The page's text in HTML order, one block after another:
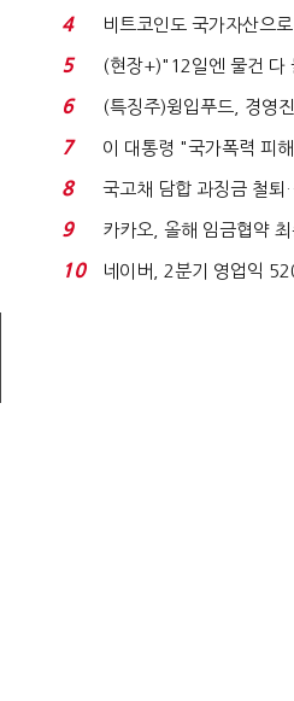
요"…'덜 똘똘한 한 채'
4
비트코인도 국가자산으
처분' 기준은 ...
5
(현장+)"12일엔 물건 다
빈 매대 채우며 문 연 ...
6
(특징주)윙입푸드, 경영
지에 상한가...
7
이 대통령 "국가폭력 피
적극적 조사로 진...
8
국고채 담합 과징금 철
금 폭탄' 우려...
9
카카오, 올해 임금협약
6.3% 인상·격려...
10
네이버, 2분기 영업익